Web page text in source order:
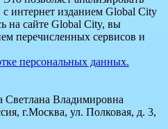
с интернет изданием Global City
на сайте Global City, вы
перечисленных сервисов и
персональных данных.
Светлана Владимировна
г.Москва, ул. Полковая, д. 3,